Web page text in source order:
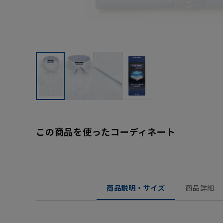
この商品を使ったコーディネート
商品説明・サイズ 商品詳細